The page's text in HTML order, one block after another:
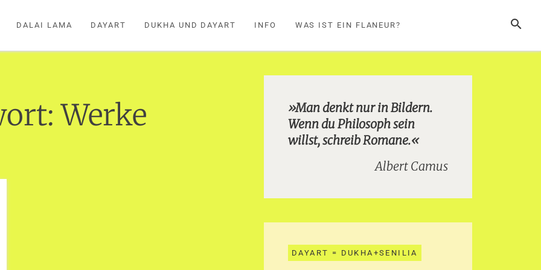
SUCHE
DALAI LAMA DAYART DUKHA UND DAYART INFO WAS IST EIN FLANEUR?
Werke
»Man denkt nur in Bildern.
Wenn du Philosoph sein
willst, schreib Romane.«
Albert Camus
DAYART = DUKHA+SENILIA